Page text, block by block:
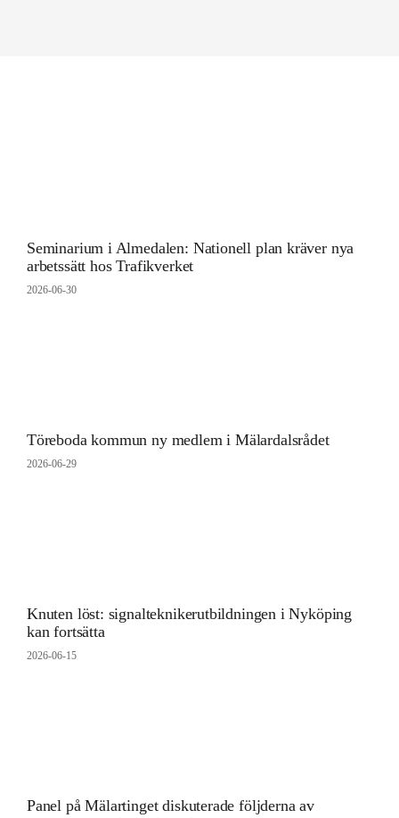
Seminarium i Almedalen: Nationell plan kräver nya
arbetssätt hos Trafikverket
2026-06-30
Töreboda kommun ny medlem i Mälardalsrådet
2026-06-29
Knuten löst: signalteknikerutbildningen i Nyköping
kan fortsätta
2026-06-15
Panel på Mälartinget diskuterade följderna av